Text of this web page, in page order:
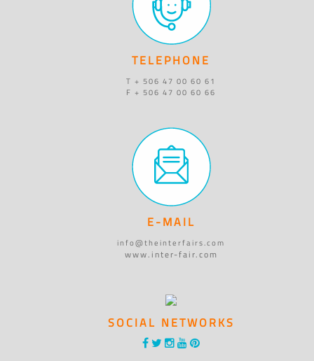
TELEPHONE
T + 506 47 00 60 61
F + 506 47 00 60 66
E-MAIL
info@theinterfairs.com
www.inter-fair.com
SOCIAL NETWORKS